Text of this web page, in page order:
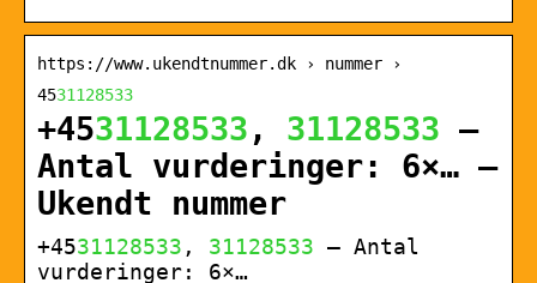
https://www.ukendtnummer.dk › nummer ›
4531128533
+4531128533, 31128533 –
Antal vurderinger: 6×… –
Ukendt nummer
+4531128533 , 31128533 – Antal
vurderinger: 6×…